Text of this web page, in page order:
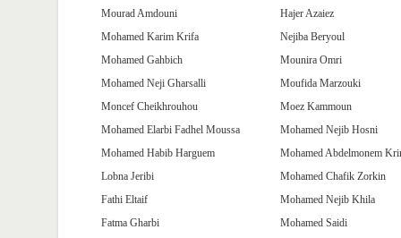
Mourad Amdouni
Mohamed Karim Krifa
Mohamed Gahbich
Mohamed Neji Gharsalli
Moncef Cheikhrouhou
Mohamed Elarbi Fadhel Moussa
Mohamed Habib Harguem
Lobna Jeribi
Fathi Eltaif
Fatma Gharbi
Hajer Azaiez
Nejiba Beryoul
Mounira Omri
Moufida Marzouki
Moez Kammoun
Mohamed Nejib Hosni
Mohamed Abdelmonem
Mohamed Chafik Zorkin
Mohamed Nejib Khila
Mohamed Saidi